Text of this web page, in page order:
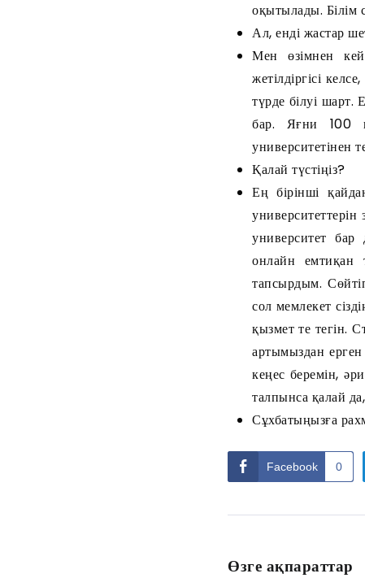
оқытылады. Білім
Ал, енді жастар
Мен өзімнен
жетілдіргісі
түрде білуі шарт.
бар. Яғни 100
университетінен
Қалай түстіңіз?
Ең бірінші
университет
онлайн емтиқан
тапсырдым.
сол мемлекет
қызмет те тегін.
артымыздан
кеңес беремін,
талпынса қалай
Сұхбатыңызға
Facebook 0
Өзге ақпараттар